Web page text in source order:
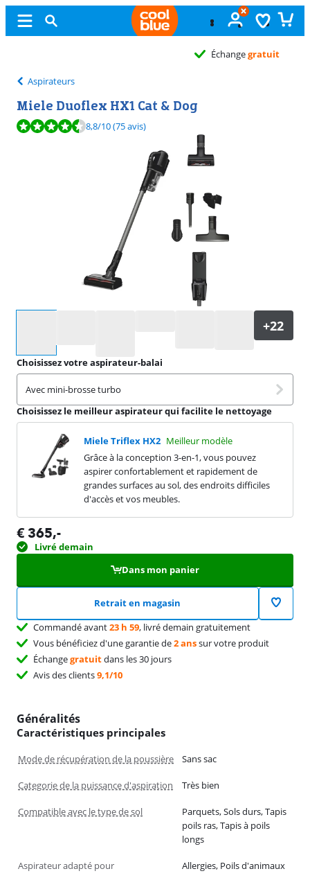
gratuit
Aspirateurs
Miele Duoflex HX1 Cat & Dog
La note est de 8,8 sur 10, basée sur 75 avis.
8,8/10(75 avis)
Choisissez votre aspirateur-balai
Avec mini-brosse turbo
Choisissez le meilleur aspirateur qui facilite le nettoyage
Miele Triflex HX2 Meilleur modèle
Grâce à la conception 3-en-1, vous pouvez
aspirer confortablement et rapidement de
grandes surfaces au sol, des endroits difficiles
d'accès et vos meubles.
€ 365,-
Livré demain
Dans mon panier
Retrait en magasin
Commandé avant23 h 59, livré demain gratuitement
Vous bénéficiez d'une garantie de2 anssur votre produit
Échangegratuitdans les 30 jours
Avis des clients9,1/10
Généralités
Caractéristiques principales
Mode de récupération de la poussière Sans sac
Categorie de la puissance d'aspiration Très bien
Compatible avec le type de sol
Parquets, Sols durs, Tapis
poils ras, Tapis à poils
longs
Aspirateur adapté pour Allergies, Poils d'animaux